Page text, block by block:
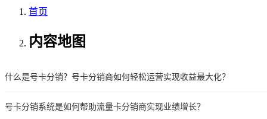
首页
内容地图
什么是号卡分销？号卡分销商如何轻松运营实现收益最大化？
号卡分销系统是如何帮助流量卡分销商实现业绩增长？